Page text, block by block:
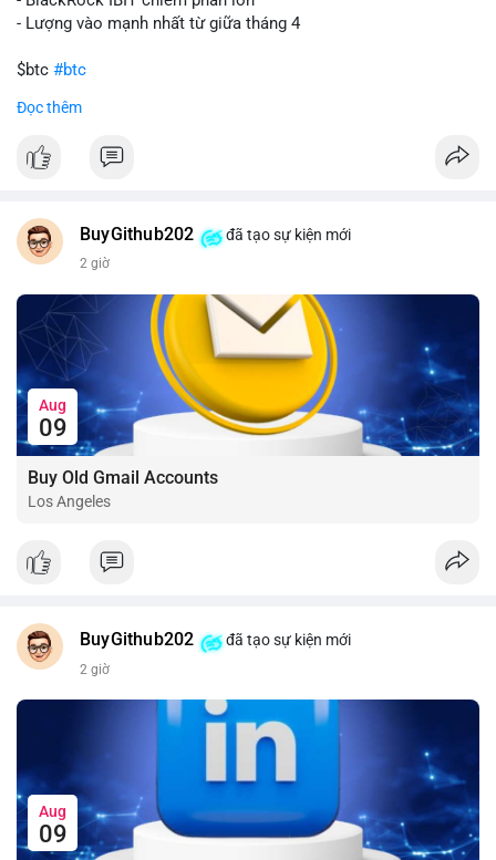
- Lượng vào mạnh nhất từ giữa tháng 4
$btc #btc
#vlikevn
📰 Nguồn: CoinDesk
Đọc thêm
BuyGithub202 đã tạo sự kiện mới
2 giờ
Aug
09
Buy Old Gmail Accounts
Los Angeles
BuyGithub202 đã tạo sự kiện mới
2 giờ
Aug
09